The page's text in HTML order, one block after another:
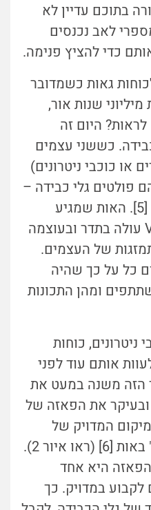
בתוכם עדיין לא
לאב נכנסים
כדי להציץ פנימה.
גאות כשמדובר
שנות אור,
היום זה
כששני עצמים
או כוכבי ניטרונים)
פולטים גלי כבידה –
אדוות זעירות במרחב־זמן [5]. האות שמגיע
לגלאים כמו LIGO ו־Virgo עולה בתדר ובעוצמה
של העצמים.
כל על כך שהיה
ומהן התכונות
כוחות
אותם עוד לפני
הזה משנה במעט את
את הפאזה של
המדויק של
ה"פסגות" ושל ה"שקעים" באות [6] (ראו איור 2).
הפאזה היא אחד
לקבוע במדויק. כך